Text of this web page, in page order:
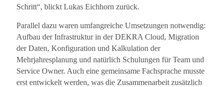
Schritt“, blickt Lukas Eichhorn zurück.
Parallel dazu waren umfangreiche Umsetzungen notwendig:
Aufbau der Infrastruktur in der DEKRA Cloud, Migration
der Daten, Konfiguration und Kalkulation der
Mehrjahresplanung und natürlich Schulungen für Team und
Service Owner. Auch eine gemeinsame Fachsprache musste
erst entwickelt werden, was die Zusammenarbeit zusätzlich